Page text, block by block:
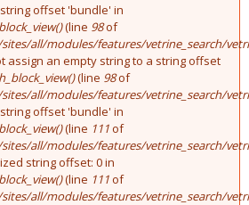
offset 'bundle' in
(line 98of
all/modules/features/vetrine_search/
assign an empty string to a string offset
(line 98of
all/modules/features/vetrine_search/
offset 'bundle' in
(line 111of
all/modules/features/vetrine_search/
string offset: 0 in
(line 111of
all/modules/features/vetrine_search/